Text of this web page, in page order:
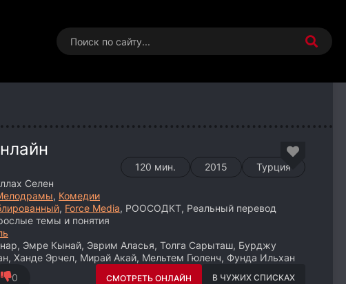
120 мин. 2015
Турция
Селен
, Комедии
, Force Media, РООСОДКТ, Реальный перевод
темы и понятия
Эмре Кынай, Эврим Аласья, Толга Сарыташ, Бурджу
Ханде Эрчел, Мирай Акай, Мельтем Гюленч, Фунда Ильхан
0 СМОТРЕТЬ ОНЛАЙН В ЧУЖИХ СПИСКАХ